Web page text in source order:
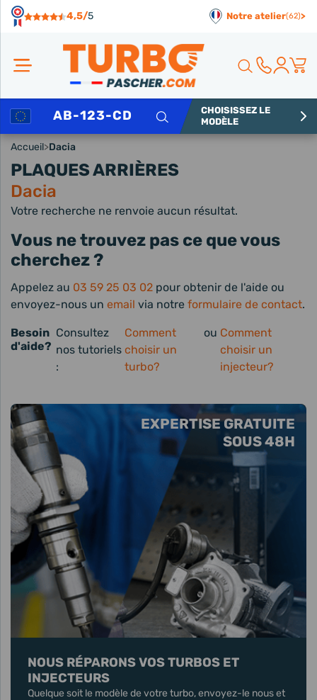
4,5/5 Notre atelier(62)>
Rechercher
CHOISISSEZ LE
MODÈLE
Accueil>Dacia
PLAQUES ARRIÈRES
Dacia
EXPERTISE GRATUITE
SOUS 48H
NOUS RÉPARONS VOS TURBOS ET
INJECTEURS
Quelque soit le modèle de votre turbo, envoyez-le nous et
Votre recherche ne renvoie aucun résultat.
Vous ne trouvez pas ce que vous
cherchez ?
Appelez au 03 59 25 03 02 pour obtenir de l'aide ou
envoyez-nous un email via notre formulaire de contact.
Besoin
d'aide?
Consultez
nos tutoriels
:
Comment
choisir un
turbo?
ou Comment
choisir un
injecteur?
Panneau de gestion des cookies